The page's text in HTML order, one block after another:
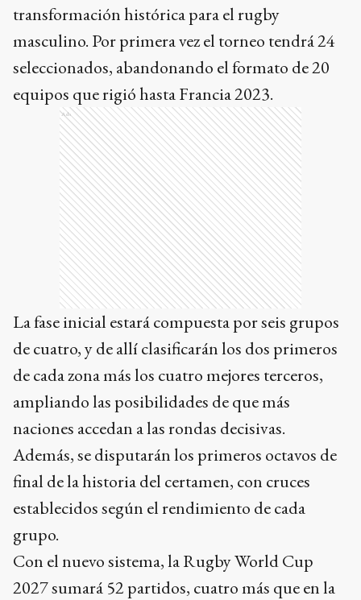
transformación histórica para el rugby
masculino. Por primera vez el torneo tendrá 24
seleccionados, abandonando el formato de 20
equipos que rigió hasta Francia 2023.
Ads
La fase inicial estará compuesta por seis grupos
de cuatro, y de allí clasificarán los dos primeros
de cada zona más los cuatro mejores terceros,
ampliando las posibilidades de que más
naciones accedan a las rondas decisivas.
Además, se disputarán los primeros octavos de
final de la historia del certamen, con cruces
establecidos según el rendimiento de cada
grupo.
Con el nuevo sistema, la Rugby World Cup
2027 sumará 52 partidos, cuatro más que en la